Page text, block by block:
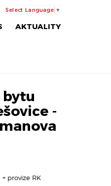
AKTUALITY
Select Language ▼
-
provize RK